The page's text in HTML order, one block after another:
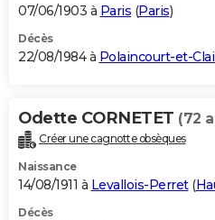
07/06/1903 à Paris (Paris)
Décès
22/08/1984 à Polaincourt-et-
Odette CORNETET (72
Créer une cagnotte obsèques
Naissance
14/08/1911 à Levallois-Perret(
Décès